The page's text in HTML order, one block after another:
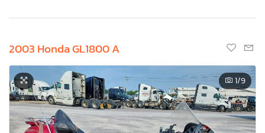
2003 Honda GL1800 A
1/9